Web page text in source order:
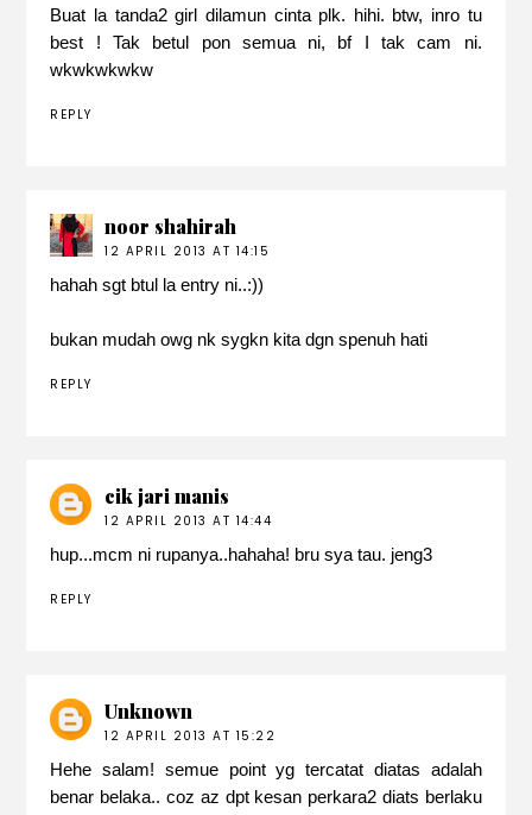
Buat la tanda2 girl dilamun cinta plk. hihi. btw, inro tu
best ! Tak betul pon semua ni, bf I tak cam ni.
wkwkwkwkw
REPLY
noor shahirah
12 APRIL 2013 AT 14:15
hahah sgt btul la entry ni..:))
bukan mudah owg nk sygkn kita dgn spenuh hati
REPLY
cik jari manis
12 APRIL 2013 AT 14:44
hup...mcm ni rupanya..hahaha! bru sya tau. jeng3
REPLY
Unknown
12 APRIL 2013 AT 15:22
Hehe salam! semue point yg tercatat diatas adalah
benar belaka.. coz az dpt kesan perkara2 diats berlaku